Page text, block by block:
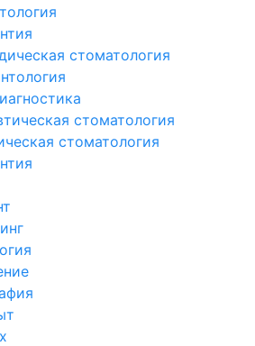
стоматология
стоматология
стоматология